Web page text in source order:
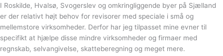
I Roskilde, Hvalsø, Svogerslev og omkringliggende byer på Sjælland
er der relativt højt behov for revisorer med speciale i små og
mellemstore virksomheder. Derfor har jeg tilpasset mine evner til
specifikt at hjælpe disse mindre virksomheder og firmaer med
regnskab, selvangivelse, skatteberegning og meget mere.